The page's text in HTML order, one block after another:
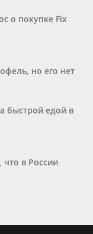
о покупке Fix
но его нет
быстрой едой в
что в России